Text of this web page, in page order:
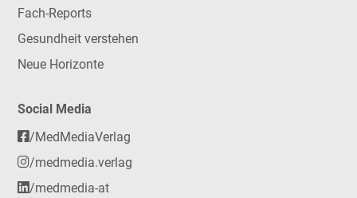
Fach-Reports
Gesundheit verstehen
Neue Horizonte
Social Media
/MedMediaVerlag
/medmedia.verlag
/medmedia-at